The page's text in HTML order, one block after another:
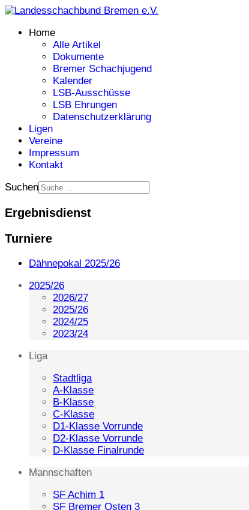
Home
Alle Artikel
Dokumente
Bremer Schachjugend
Kalender
LSB-Ausschüsse
LSB Ehrungen
Datenschutzerklärung
Ligen
Vereine
Impressum
Kontakt
Suchen
Ergebnisdienst
Turniere
Dähnepokal 2025/26
2025/26
2026/27
2025/26
2024/25
2023/24
Liga
Stadtliga
A-Klasse
B-Klasse
C-Klasse
D1-Klasse Vorrunde
D2-Klasse Vorrunde
D-Klasse Finalrunde
Mannschaften
SF Achim 1
SF Bremer Osten 3